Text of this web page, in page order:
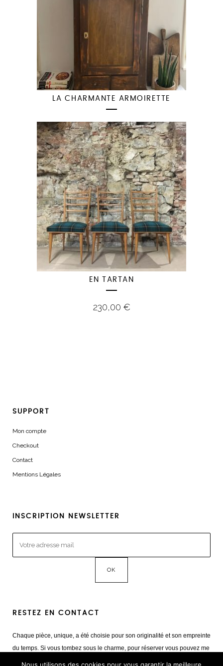
LA CHARMANTE ARMOIRETTE
EN TARTAN
230,00 €
SUPPORT
Mon compte
Checkout
Contact
Mentions Légales
INSCRIPTION NEWSLETTER
RESTEZ EN CONTACT
Chaque pièce, unique, a été choisie pour son originalité et son empreinte
du temps. Si vous tombez sous le charme, pour réserver vous pouvez me
contacter